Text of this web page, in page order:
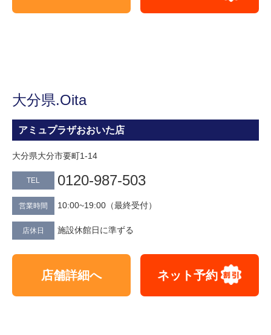
大分県.Oita
アミュプラザおおいた店
大分県大分市要町1-14
TEL 0120-987-503
営業時間 10:00~19:00（最終受付）
店休日 施設休館日に準ずる
店舗詳細へ ネット予約